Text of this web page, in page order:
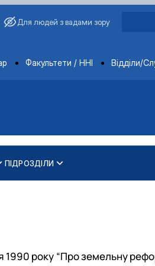
Для людей з вадами зору
Факультети / ННІ Відділи/
ПІДРОЗДІЛИ
1990 року “Про земельну